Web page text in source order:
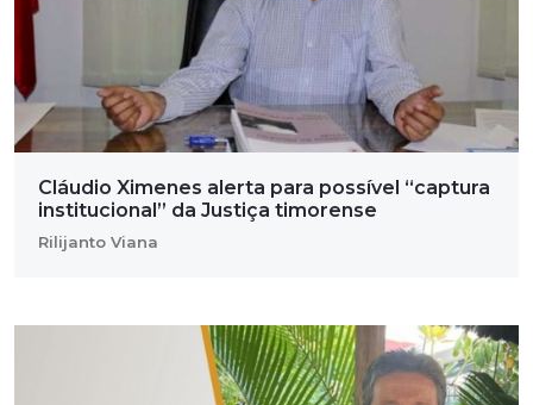
Cláudio Ximenes alerta para possível “captura
institucional” da Justiça timorense
Rilijanto Viana